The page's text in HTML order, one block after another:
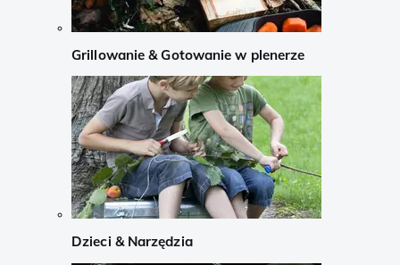
Grillowanie & Gotowanie w plenerze
Dzieci & Narzędzia